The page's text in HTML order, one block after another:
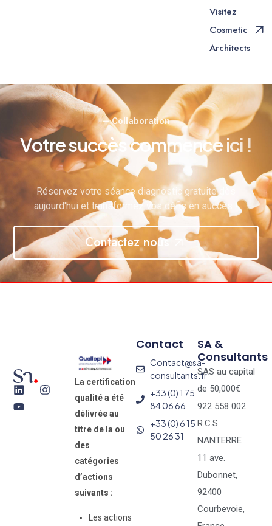
Visitez
Cosmetic
Architects
— Collaboration
Votresuccès comm enceici !
Réservez votre séance diagnostic gratuite dès
aujourd'hui et transformez vos défis en succès !
Contactez nous
SA &
Consultants
SAS au capital
de 50,000€
922 558 002
R.C.S.
NANTERRE
11 ave.
Dubonnet,
92400
Courbevoie,
Contact
Contact@sa-
consultants.fr
+33 (0) 1 75
84 06 66
+33 (0) 6 15
50 26 31
La certification
qualité a été
délivrée au
titre de la ou
des
catégories
d’actions
suivants :
Les actions